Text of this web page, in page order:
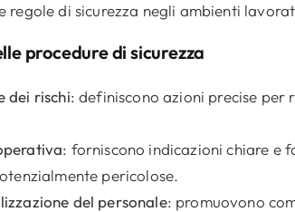
regole di sicurezza negli ambienti
procedure di sicurezza
dei rischi: definiscono azioni precise
: forniscono indicazioni chiare e
pericolose.
del personale: promuovono